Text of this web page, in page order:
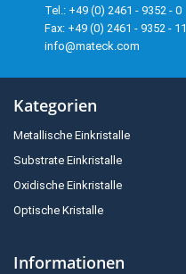
Tel.: +49 (0) 2461 - 9352 - 0
Fax: +49 (0) 2461 - 9352 - 11
info@mateck.com
Kategorien
Metallische Einkristalle
Substrate Einkristalle
Oxidische Einkristalle
Optische Kristalle
Informationen